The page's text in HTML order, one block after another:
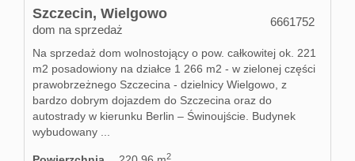
Szczecin, Wielgowo
dom na sprzedaż
6661752
Na sprzedaż dom wolnostojący o pow. całkowitej ok. 221
m2 posadowiony na działce 1 266 m2 - w zielonej części
prawobrzeżnego Szczecina - dzielnicy Wielgowo, z
bardzo dobrym dojazdem do Szczecina oraz do
autostrady w kierunku Berlin – Świnoujście. Budynek
wybudowany ...
2